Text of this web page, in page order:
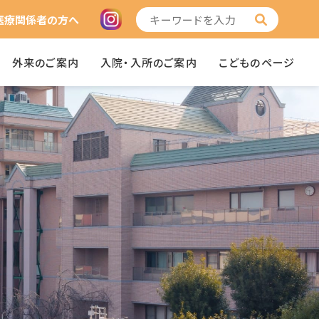
療関係者の方へ
外来のご案内 入院・入所のご案内 こどものページ